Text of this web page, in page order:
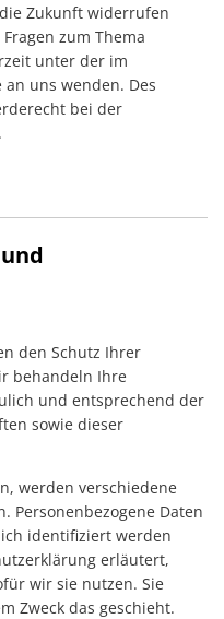
Zukunft widerrufen
zum Thema
unter der im
uns wenden. Des
bei der
den Schutz Ihrer
behandeln Ihre
und entsprechend der
sowie dieser
werden verschiedene
Personenbezogene Daten
identifiziert werden
erläutert,
wir sie nutzen. Sie
Zweck das geschieht.